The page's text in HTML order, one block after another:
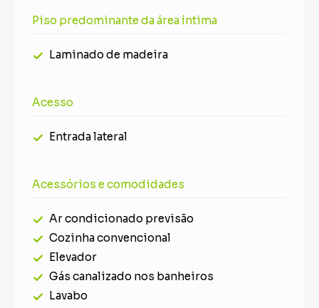
Piso predominante da área íntima
Laminado de madeira
Acesso
Entrada lateral
Acessórios e comodidades
Ar condicionado previsão
Cozinha convencional
Elevador
Gás canalizado nos banheiros
Lavabo